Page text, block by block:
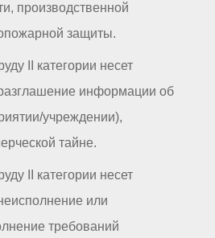
производственной
защиты.
II категории несет
информации об
учреждении),
тайне.
II категории несет
или
требований